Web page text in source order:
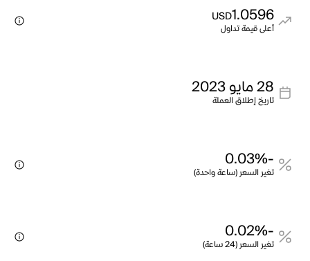
1.0596
USD
أعلى قيمة تداول
28 مايو 2023
تاريخ إطلاق العملة
-0.03%
تغير السعر (ساعة واحدة)
-0.02%
تغير السعر (24 ساعة)